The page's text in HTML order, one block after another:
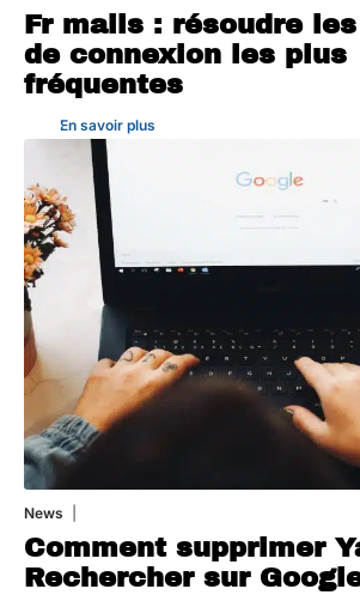
Fr mails : résoudre
de connexion les plus
fréquentes
En savoir plus
News
Comment supprimer
Rechercher sur